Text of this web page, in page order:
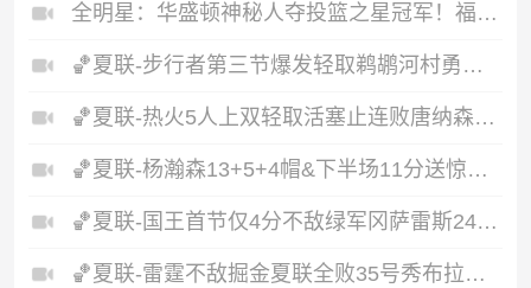
全明星：华盛顿神秘人夺投篮之星冠军！福德夺得三分大赛冠军！
🏀夏联-步行者第三节爆发轻取鹈鹕河村勇辉5+5+12斯劳森22分
🏀夏联-热火5人上双轻取活塞止连败唐纳森20+8+10奥科里27分
🏀夏联-杨瀚森13+5+4帽&下半场11分送惊艳妙传开拓者力克掘金
🏀夏联-国王首节仅4分不敌绿军冈萨雷斯24+10+5塞纳克10+12
🏀夏联-雷霆不敌掘金夏联全败35号秀布拉齐尔32+6马拉14+7+6